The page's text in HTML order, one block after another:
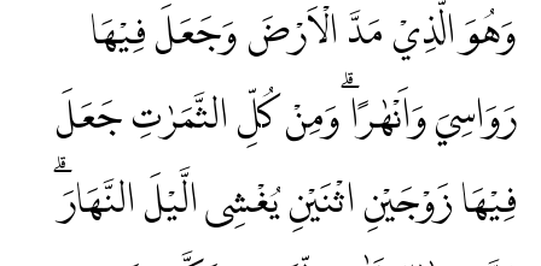
وَهُوَ الَّذِيْ مَدَّ الْاَرْضَ وَجَعَلَ فِيْهَا
رَوَاسِيَ وَاَنْهٰرًا ۗوَمِنْ كُلِّ الثَّمَرٰتِ جَعَلَ
فِيْهَا زَوْجَيْنِ اثْنَيْنِ يُغْشِى الَّيْلَ النَّهَارَۗ